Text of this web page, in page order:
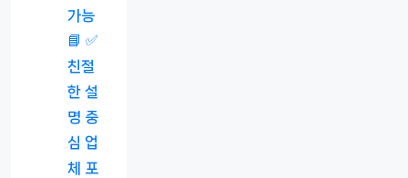
가능
📘 ✅
친절
한 설
명 중
심 업
체 포